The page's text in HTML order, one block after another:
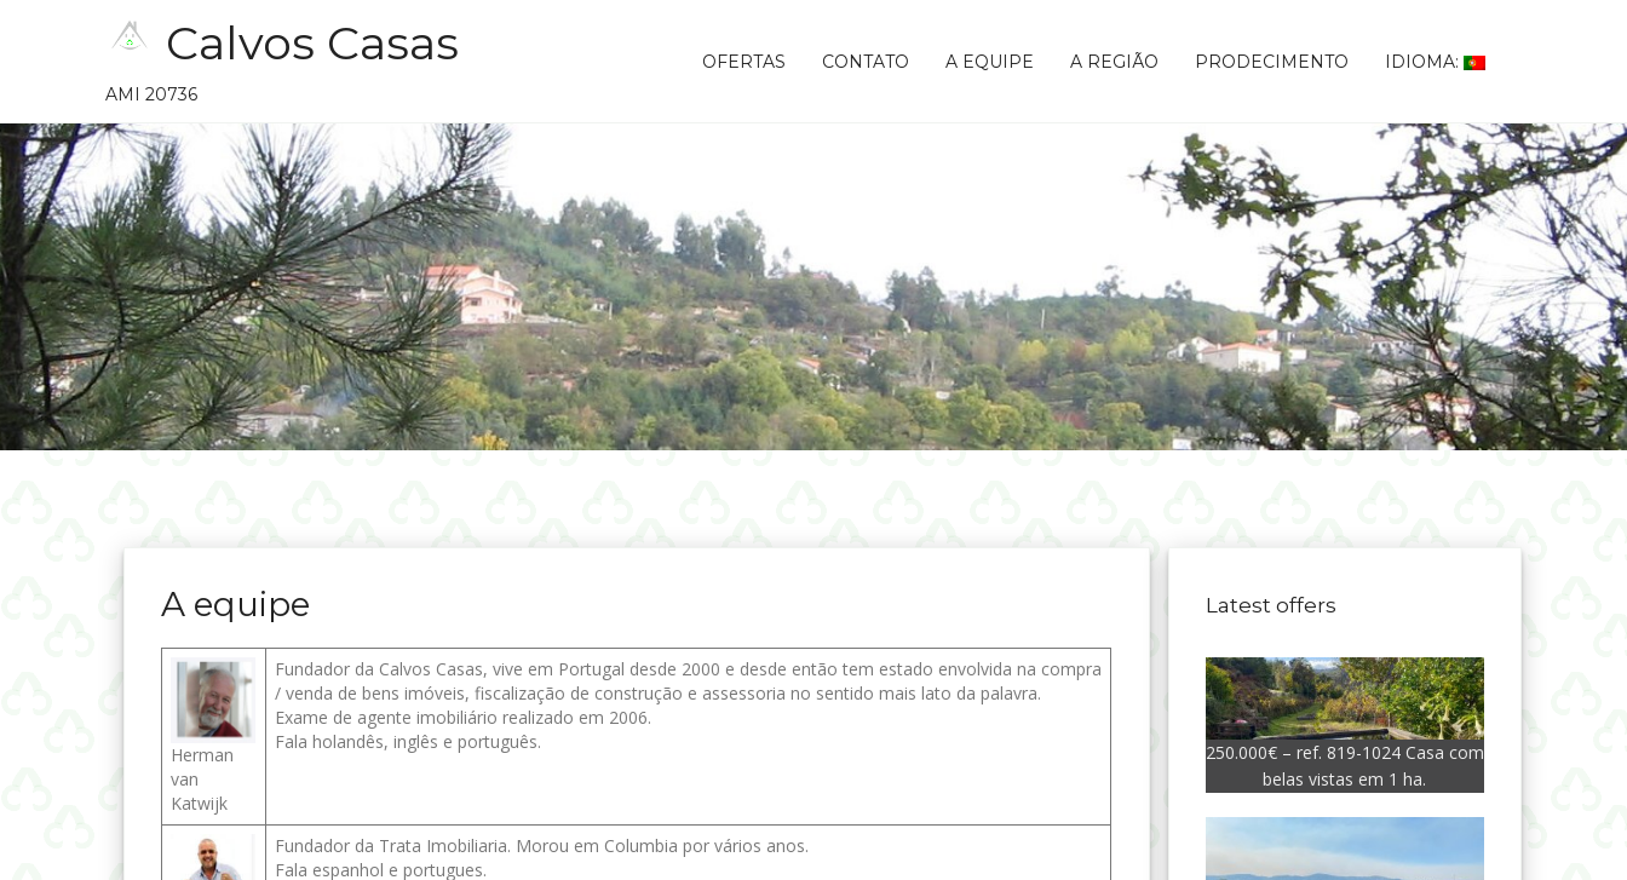
Calvos Casas
AMI 20736
OFERTAS CONTATO A EQUIPE A REGIÃO PRODECIMENTO IDIOMA:
A equipe
Herman
van
Katwijk
Fundador da Calvos Casas, vive em Portugal desde 2000 e desde então tem estado envolvida na compra
/ venda de bens imóveis, fiscalização de construção e assessoria no sentido mais lato da palavra.
Exame de agente imobiliário realizado em 2006.
Fala holandês, inglês e português.
Fundador da Trata Imobiliaria. Morou em Columbia por vários anos.
Fala espanhol e portugues.
Latest offers
250.000€ – ref. 819-1024 Casa com
belas vistas em 1 ha.